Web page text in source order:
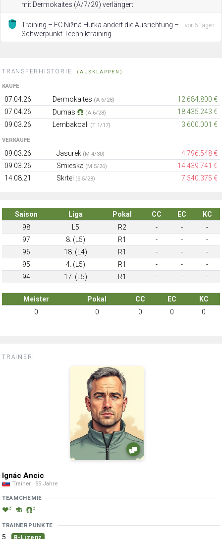
mit Dermokaites (A/7/29) verlängert.
Training – FC Nižná Hutka ändert die Ausrichtung –
Schwerpunkt Techniktraining.
vor 6 Tagen
TRANSFERHISTORIE: (AUSKLAPPEN)
KÄUFE
07.04.26 Dermokaites (A 6/28)
12.684.800 €
07.04.26
Dumas (A 6/28)
18.435.243 €
09.03.26
Lembakoali (T 1/17) 3.600.001 €
VERKÄUFE
09.03.26 Jasurek (M 4/30)
4.796.548 €
09.03.26
Smieska (M 5/26)
14.439.741 €
14.08.21
Skrtel (S 5/28) 7.340.375 €
Saison Liga Pokal CC EC
KC
98
L5 R2 - -
-
97
8. (L5) R1 - -
-
96
18. (L4) R1 - -
-
95
4. (L5) R1 - -
-
94
17. (L5) R1 - - -
Meister Pokal CC EC
KC
0
0 0 0 0
TRAINER:
Ignác Ancic
Trainer · 55 Jahre
TEAMCHEMIE
3 3
TRAINERPUNKTE
5 B-Lizenz